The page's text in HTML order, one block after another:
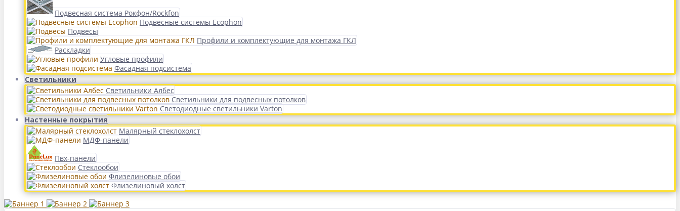
Подвесная система Рокфон/Rockfon
Подвесные системы Ecophon
Подвесы
Профили и комплектующие для монтажа ГКЛ
Раскладки
Угловые профили
Фасадная подсистема
Светильники
Светильники Албес
Светильники для подвесных потолков
Светодиодные светильники Varton
Настенные покрытия
Малярный стеклохолст
МДФ-панели
Пвх-панели
Стеклообои
Флизелиновые обои
Флизелиновый холст